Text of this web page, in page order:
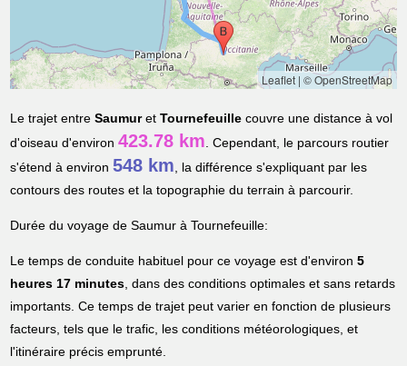
Leaflet| © OpenStreetMap
Le trajet entreSaumuretTournefeuille couvre une distance à vol
d'oiseau d'environ423.78 km. Cependant, le parcours routier
s'étend à environ548 km, la différence s'expliquant par les
contours des routes et la topographie du terrain à parcourir.
Durée du voyage de Saumur à Tournefeuille:
Le temps de conduite habituel pour ce voyage est d'environ5
heures 17 minutes, dans des conditions optimales et sans retards
importants. Ce temps de trajet peut varier en fonction de plusieurs
facteurs, tels que le trafic, les conditions météorologiques, et
l'itinéraire précis emprunté.